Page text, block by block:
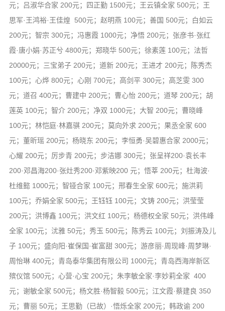
助印功德
弘法活动
皈依斋戒
义工家园
观世音热线
菩提静修营
观自在禅修营
教理研究
学报论集
信息公告
寺院巡览
活动记录
下院风采
元；吕淑华合家 200元；四正勤 1500元；王云镇全家 500元；王
思军·王鸿裕·王佳煌 500元；赵明燕 100元；善国 500元；白如云
200元；智宗 300元；冯惠霞 1000元；净悟 200元；张彦书·张红
霞·唐小娟·苏正兮 4800元；郑晓华 500元；徐素莲 100元；法哲
20000元；三宝弟子 200元；道新 200元；王进才 200元；陈秀杰
100元；心烨 800元；心刚 700元；高剑平 300元；高芝雯 300
元；道召 400元；曹建中 200元；曹心怡 200元；道琴 200元；胡
莲英 100元；智介 200元；净双 1000元；大智 200元；曹晓峰
100元；林恺庭·林嘉骐 200元；莫向外求 200元；果丞全家 600
元；董昕瑶 200元；杨晓东 200元；李恒勇·吴碧惠合家 2000元；
心耀 200元；厉步青 200元；步洁娜 300元；张呈祥200·袁长丰
200·邓昌海200·张灶秀200·邓紫映200 元；悟莘 200元；杜海波·
杜维懿 1000元；智铔合家 100元；邢春生全家 600元；施洪莉
100元；乔娟全家 500元；王钰钰 100元；文铸 200元；洪莹莹
200元；洪博鑫 100元；洪文红 100元；杨德权全家 50元；洪伟峰
全家 100元；沋雅 50元；秀玉 500元；陈秀云 100元；刘振涛及儿
子 100元；盛向阳·崔保国·崔富甜 300元；游彦丽·周现峰·周梦琳·
周怡琳 400元；青岛泰华集团有限公司 1000元；青岛西海岸新区
殡仪馆 500元；心营·心宝 200元；朱李敏全家·李妙莉全家 400
元；谢敏全家 500元；杨文胜·杨智毅 500元；江文霞·蔡建良 350
元；曹丽 50元；王思勤（已故）·悟烁全家 200元；韩政谕 200